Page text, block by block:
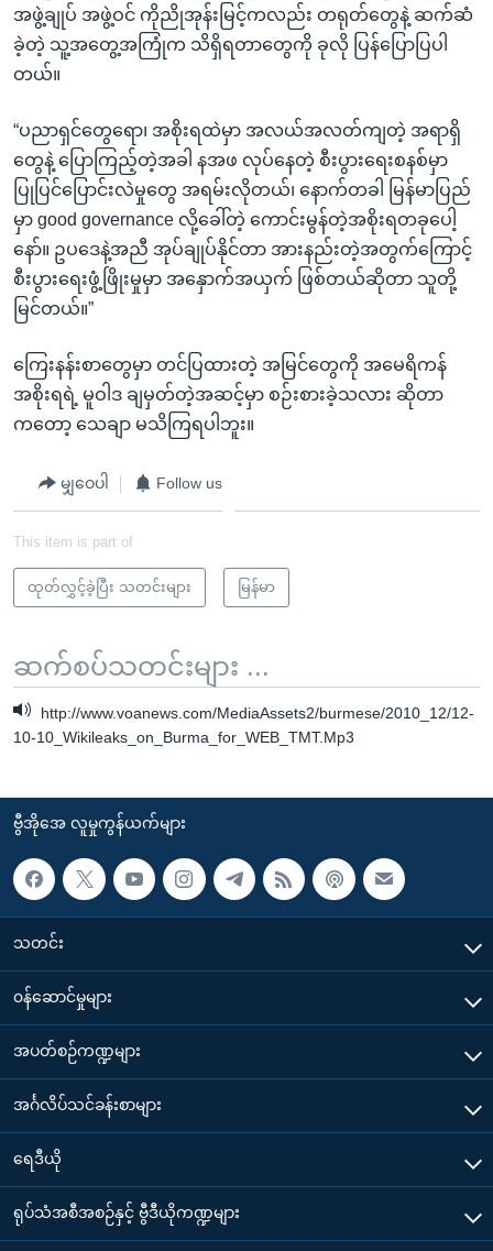
အဖွဲ့ချုပ် အဖွဲ့ဝင် ကိုညိုအုန်းမြင့်ကလည်း တရုတ်တွေနဲ့ ဆက်ဆံ
ခဲ့တဲ့ သူ့အတွေ့အကြုံက သိရှိရတာတွေကို ခုလို ပြန်ပြောပြပါ
တယ်။
“ပညာရှင်တွေရော၊ အစိုးရထဲမှာ အလယ်အလတ်ကျတဲ့ အရာရှိ
တွေနဲ့ ပြောကြည့်တဲ့အခါ နအဖ လုပ်နေတဲ့ စီးပွားရေးစနစ်မှာ
ပြုပြင်ပြောင်းလဲမှုတွေ အရမ်းလိုတယ်၊ နောက်တခါ မြန်မာပြည်
မှာ good governance လို့ခေါ်တဲ့ ကောင်းမွန်တဲ့အစိုးရတခုပေါ့
နော်။ ဥပဒေနဲ့အညီ အုပ်ချုပ်နိုင်တာ အားနည်းတဲ့အတွက်ကြောင့်
စီးပွားရေးဖွံ့ဖြိုးမှုမှာ အနှောက်အယှက် ဖြစ်တယ်ဆိုတာ သူတို့
မြင်တယ်။”
ကြေးနန်းစာတွေမှာ တင်ပြထားတဲ့ အမြင်တွေကို အမေရိကန်
အစိုးရရဲ့ မူဝါဒ ချမှတ်တဲ့အဆင့်မှာ စဉ်းစားခဲ့သလား ဆိုတာ
ကတော့ သေချာ မသိကြရပါဘူး။
မျှဝေပါ Follow us
This item is part of
ထုတ်လွှင့်ခဲ့ပြီး သတင်းများ မြန်မာ
ဆက်စပ်သတင်းများ ...
http://www.voanews.com/MediaAssets2/burmese/2010_12/12-
10-10_Wikileaks_on_Burma_for_WEB_TMT.Mp3
ဗွီအိုအေ လူမှုကွန်ယက်များ
သတင်း
၀န်ဆောင်မှုများ
အပတ်စဉ်ကဏ္ဍများ
အင်္ဂလိပ်သင်ခန်းစာများ
ရေဒီယို
ရုပ်သံအစီအစဉ်နှင့် ဗွီဒီယိုကဏ္ဍများ